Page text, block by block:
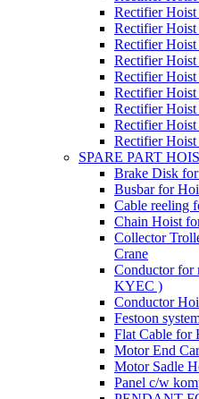
Rectifier
Rectifier
Rectifier
Rectifier
Rectifier
Rectifier
Rectifier
Rectifier
Rectifier
SPARE PART
Brake Disk
Busbar for
Cable reeling
Chain Hoist
Collector
Crane
Conductor for
KYEC )
Conductor
Festoon
Flat Cable for
Motor End
Motor Sadle
Panel c/w